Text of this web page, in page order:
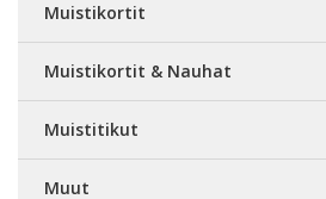
Muistikortit
Muistikortit & Nauhat
Muistitikut
Muut